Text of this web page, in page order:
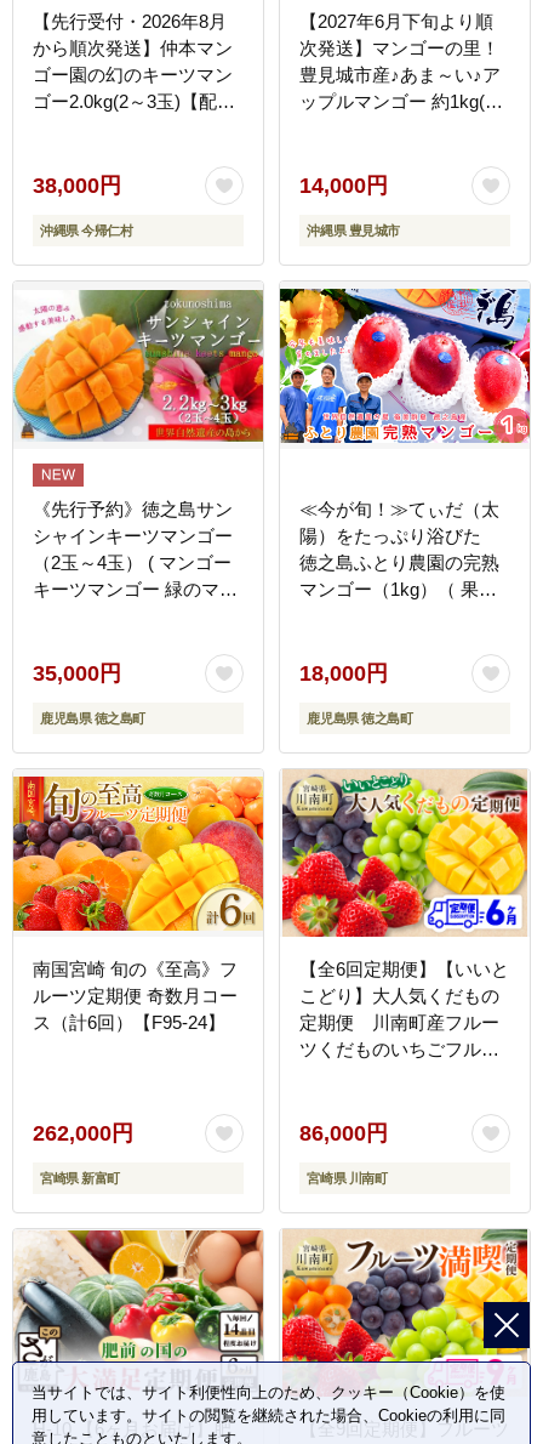
【先行受付・2026年8月
から順次発送】仲本マン
ゴー園の幻のキーツマン
ゴー2.0kg(2～3玉)【配送
38,000円
沖縄県 今帰仁村
【2027年6月下旬より順
次発送】マンゴーの里！
豊見城市産♪あま～い♪ア
ップルマンゴー 約1kg(2
ツ 果物 くだもの 沖縄 お
きなわ 沖縄県 豊見城市
先行予約(BV010-1)
14,000円
沖縄県 豊見城市
《先行予約》徳之島サン
シャインキーツマンゴー
（2玉～4玉） ( マンゴー
キーツマンゴー 緑のマン
甘い 美味しい 島 ）
35,000円
鹿児島県 徳之島町
≪今が旬！≫てぃだ（太
陽）をたっぷり浴びた
徳之島ふとり農園の完熟
マンゴー（1kg）（ 果物
18,000円
鹿児島県 徳之島町
南国宮崎 旬の《至高》フ
ルーツ定期便 奇数月コー
ス（計6回）【F95-24】
262,000円
宮崎県 新富町
【全6回定期便】【いいと
こどり】大人気くだもの
定期便 川南町産フルー
ツくだものいちごフルー
ーツ果物ビオーネフルー
ツシャインフルーツマス
カットフルーツ
[D11704t6]
86,000円
宮崎県 川南町
H-10 【6ヶ月お届け】肥
【全9回定期便】フルーツ
当サイトでは、サイト利便性向上のため、クッキー（Cookie）を使
用しています。サイトの閲覧を継続された場合、Cookieの利用に同
意したことものといたします。